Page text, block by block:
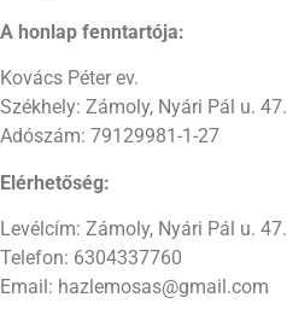
A honlap fenntartója:
Kovács Péter ev.
Székhely: Zámoly, Nyári Pál u. 47.
Adószám: 79129981-1-27
Elérhetőség:
Levélcím: Zámoly, Nyári Pál u. 47.
Telefon: 6304337760
Email: hazlemosas@gmail.com